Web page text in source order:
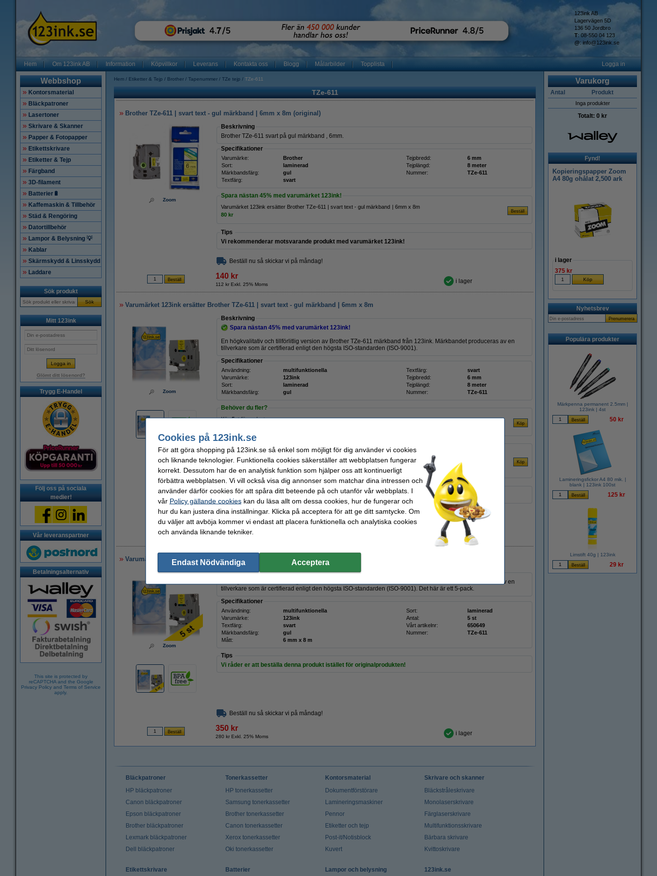
123ink AB
Lagervägen 5D
136 50 Jordbro
T: 08-550 04 123
@: info@123ink.se
Hem Om 123ink AB Information Köpvillkor Leverans Kontakta oss Blogg Målarbilder Topplista Logga in
Webbshop
Kontorsmaterial
Bläckpatroner
Lasertoner
Skrivare & Skanner
Papper & Fotopapper
Etikettskrivare
Etiketter & Tejp
Färgband
3D-filament
Batterier🔋
Kaffemaskin & Tillbehör
Städ & Rengöring
Datortillbehör
Lampor & Belysning 💡
Kablar
Skärmskydd & Linsskydd
Laddare
Sök produkt
Sök
Mitt 123ink
Glömt ditt lösenord?
Trygg E-Handel
Följ oss på sociala
medier!
Vår leveranspartner
Betalningsalternativ
This site is protected by
reCAPTCHA and the Google
Privacy Policy and Terms of Service
apply.
Hem Etiketter & Tejp Brother Tapenummer TZe tejp TZe-611
TZe-611
Brother TZe-611 | svart text - gul märkband | 6mm x 8m (original)
Zoom
Beskrivning
Brother TZe-611 svart på gul märkband , 6mm.
Specifikationer
Varumärke: Brother Tejpbredd:
6 mm
Sort:
laminerad Tejplängd:
8 meter
Märkbandsfärg:
gul Nummer:
TZe-611
Textfärg:
svart
Spara nästan 45% med varumärket 123ink!
Varumärket 123ink ersätter Brother TZe-611 | svart text - gul märkband | 6mm x 8m
80 kr
Tips
Vi rekommenderar motsvarande produkt med varumärket 123ink!
Beställ nu så skickar vi på måndag!
140 kr
112 kr Exkl. 25% Moms i lager
Varumärket 123ink ersätter Brother TZe-611 | svart text - gul märkband | 6mm x 8m
Zoom
Beskrivning
Spara nästan 45% med varumärket 123ink!
En högkvalitativ och tillförlitlig version av Brother TZe-611 märkband från 123ink. Märkbandet produceras av en
tillverkare som är certifierad enligt den högsta ISO-standarden (ISO-9001).
Specifikationer
Användning: multifunktionella Textfärg:
svart
Varumärke:
123ink Tejpbredd:
6 mm
Sort:
laminerad Tejplängd:
8 meter
Märkbandsfärg:
gul Nummer: TZe-611
Behöver du fler?
Köp5stför endast
Varumärket 123ink ersätter Brother TZe-211+TZe-111+TZe-315 | svart/vit text - vit/transparent/svart märkband | 6mm x
8m | 3st
215 kr
Vi råder er att beställa denna produkt istället för originalprodukten!
Beställ nu så skickar vi på måndag!
80 kr
i lager
Varumärket 123ink ersätter Brother TZe-611 | svart text - gul märkband | 6mm x 8m | 5st
Zoom
Beskrivning
En högkvalitativ och tillförlitlig version av Brother TZe-611 märkband från 123ink. Märkbandet produceras av en
tillverkare som är certifierad enligt den högsta ISO-standarden (ISO-9001). Det här är ett 5-pack.
Specifikationer
Användning: multifunktionella Sort:
laminerad
Varumärke:
123ink Antal:
5 st
Textfärg:
svart Vårt artikelnr:
650649
Märkbandsfärg:
gul Nummer:
TZe-611
Mått:
6 mm x 8 m
Tips
Vi råder er att beställa denna produkt istället för originalprodukten!
Beställ nu så skickar vi på måndag!
350 kr
280 kr Exkl. 25% Moms i lager
Varukorg
Antal Produkt
Inga produkter
Totalt: 0 kr
Fynd!
Kopieringspapper Zoom
A4 80g ohålat 2,500 ark
i lager
375 kr
Nyhetsbrev
Populära produkter
Märkpenna permanent 2.5mm |
123ink | 4st
50 kr
Lamineringsfickor A4 80 mik. |
blank | 123ink 100st
125 kr
Limstift 40g | 123ink
29 kr
Bläckpatroner
HP bläckpatroner
Canon bläckpatroner
Epson bläckpatroner
Brother bläckpatroner
Lexmark bläckpatroner
Dell bläckpatroner
Tonerkassetter
HP tonerkassetter
Samsung tonerkassetter
Brother tonerkassetter
Canon tonerkassetter
Xerox tonerkassetter
Oki tonerkassetter
Kontorsmaterial
Dokumentförstörare
Lamineringsmaskiner
Pennor
Etiketter och tejp
Post-it/Notisblock
Kuvert
Skrivare och skanner
Bläckstråleskrivare
Monolaserskrivare
Färglaserskrivare
Multifunktionsskrivare
Bärbara skrivare
Kvittoskrivare
Etikettskrivare Batterier Lampor och belysning 123ink.se
Cookies på 123ink.se
För att göra shopping på 123ink.se så enkel som möjligt för dig använder vi cookies
och liknande teknologier. Funktionella cookies säkerställer att webbplatsen fungerar
korrekt. Dessutom har de en analytisk funktion som hjälper oss att kontinuerligt
förbättra webbplatsen. Vi vill också visa dig annonser som matchar dina intressen och
använder därför cookies för att spåra ditt beteende på och utanför vår webbplats. I
vår Policy gällande cookieskan du läsa allt om dessa cookies, hur de fungerar och
hur du kan justera dina inställningar. Klicka på acceptera för att ge ditt samtycke. Om
du väljer att avböja kommer vi endast att placera funktionella och analytiska cookies
och använda liknande tekniker.
Endast Nödvändiga Acceptera